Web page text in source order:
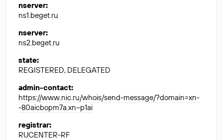
nserver:
ns1.beget.ru
nserver:
ns2.beget.ru
state:
REGISTERED, DELEGATED
admin-contact:
https://www.nic.ru/whois/send-message/?domain=xn-
-80aicbopm7a.xn--p1ai
registrar:
RUCENTER-RF